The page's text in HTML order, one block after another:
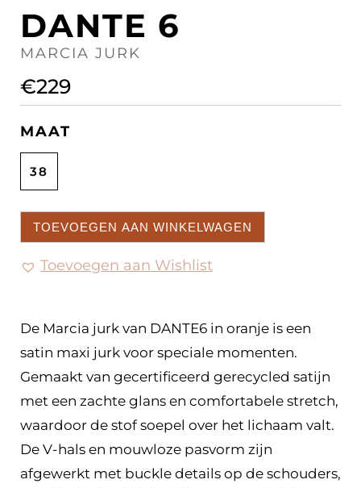
DANTE 6
MARCIA JURK
€229
MAAT
38
TOEVOEGEN AAN WINKELWAGEN
Toevoegen aan Wishlist
De Marcia jurk van DANTE6 in oranje is een
satin maxi jurk voor speciale momenten.
Gemaakt van gecertificeerd gerecycled satijn
met een zachte glans en comfortabele stretch,
waardoor de stof soepel over het lichaam valt.
De V-hals en mouwloze pasvorm zijn
afgewerkt met buckle details op de schouders,